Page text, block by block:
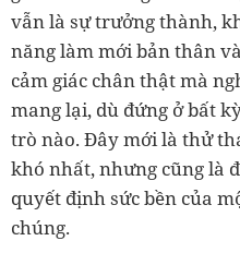
vẫn là sự trưởng thành,
năng làm mới bản thân và
cảm giác chân thật mà
mang lại, dù đứng ở bất
trò nào. Đây mới là thử
khó nhất, nhưng cũng là
quyết định sức bền của
chúng.